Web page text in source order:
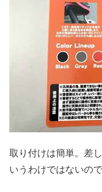
取り付けは簡単。差
いうわけではないの